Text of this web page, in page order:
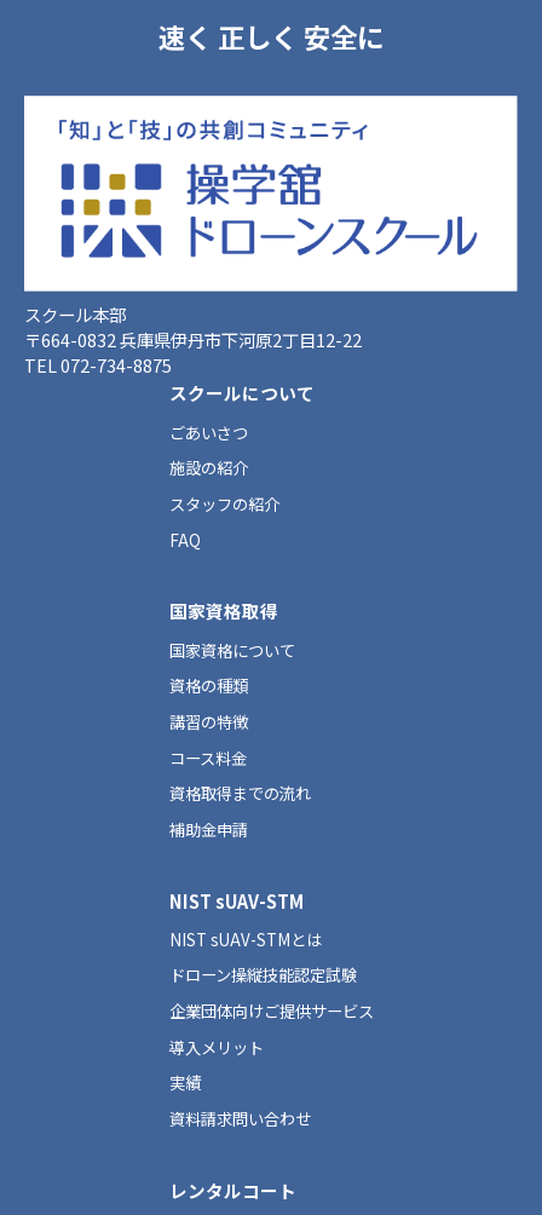
速く 正しく 安全に
スクール本部
〒664-0832 兵庫県伊丹市下河原2丁目12-22
TEL 072-734-8875
スクールについて
ごあいさつ
施設の紹介
スタッフの紹介
FAQ
国家資格取得
国家資格について
資格の種類
講習の特徴
コース料金
資格取得までの流れ
補助金申請
NIST sUAV-STM
NIST sUAV-STMとは
ドローン操縦技能認定試験
企業団体向けご提供サービス
導入メリット
実績
資料請求問い合わせ
レンタルコート